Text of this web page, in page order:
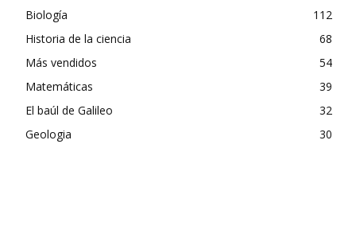
Biología
112
Historia de la ciencia
68
Más vendidos
54
Matemáticas
39
El baúl de Galileo
32
Geologia
30